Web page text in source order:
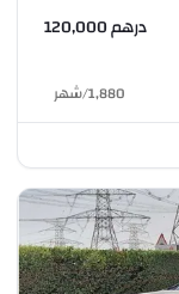
درهم 120,000
1,880
/شهر